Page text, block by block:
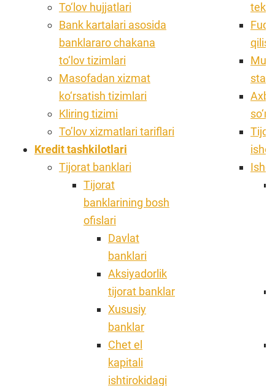
To‘lov hujjatlari
Bank kartalari asosida
banklararo chakana
to‘lov tizimlari
Masofadan xizmat
ko‘rsatish tizimlari
Kliring tizimi
Toʼlov xizmatlari tariflari
Kredit tashkilotlari
Tijorat banklari
Tijorat
banklarining bosh
ofislari
Davlat
banklari
Aksiyadorlik
tijorat banklar
Xususiy
banklar
Chet el
kapitali
ishtirokidagi